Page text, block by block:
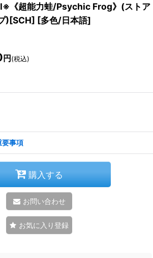
《超能力蛙/Psychic Frog》(ストア
)[SCH] [多色/日本語]
円 (税込)
要事項
購入する
お問い合わせ
お気に入り登録